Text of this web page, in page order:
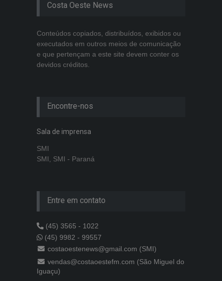
Costa Oeste News
Conteúdos copiados, distribuídos, exibidos ou
executados em outros meios de comunicação
e que pertençam a este site devem conter os
devidos créditos.
Encontre-nos
Sala de imprensa
SMI
SMI, SMI - Paraná
Entre em contato
(45) 3565 - 1022
(45) 9982 - 99557
costaoestenews@gmail.com (SMI)
vendas@costaoestefm.com (São Miguel do
Iguaçu)